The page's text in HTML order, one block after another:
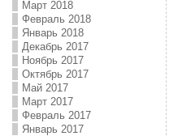
Март 2018
Февраль 2018
Январь 2018
Декабрь 2017
Ноябрь 2017
Октябрь 2017
Май 2017
Март 2017
Февраль 2017
Январь 2017